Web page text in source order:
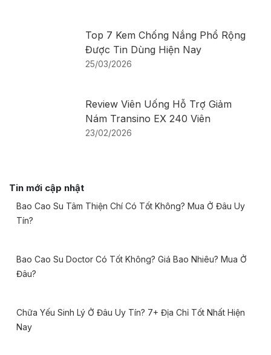
Top 7 Kem Chống Nắng Phổ Rộng
Được Tin Dùng Hiện Nay
25/03/2026
Review Viên Uống Hỗ Trợ Giảm
Nám Transino EX 240 Viên
23/02/2026
Tin mới cập nhật
Bao Cao Su Tâm Thiện Chí Có Tốt Không? Mua Ở Đâu Uy
Tín?
Bao Cao Su Doctor Có Tốt Không? Giá Bao Nhiêu? Mua Ở
Đâu?
Chữa Yếu Sinh Lý Ở Đâu Uy Tín? 7+ Địa Chỉ Tốt Nhất Hiện
Nay